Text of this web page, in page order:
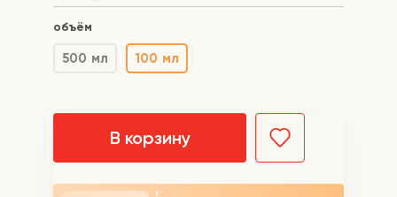
объём
500 мл 100 мл
В корзину